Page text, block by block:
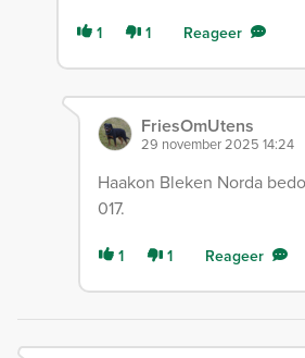
1 1 Reageer
FriesOmUtens
29 november 2025 14:24
Haakon Bleken Norda
017.
1 1 Reageer